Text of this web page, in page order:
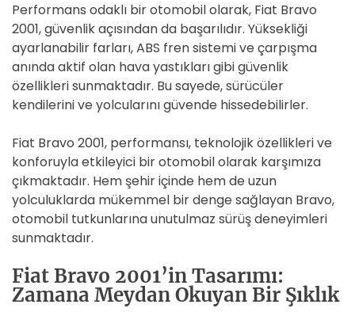
Performans odaklı bir otomobil olarak, Fiat Bravo
2001, güvenlik açısından da başarılıdır. Yüksekliği
ayarlanabilir farları, ABS fren sistemi ve çarpışma
anında aktif olan hava yastıkları gibi güvenlik
özellikleri sunmaktadır. Bu sayede, sürücüler
kendilerini ve yolcularını güvende hissedebilirler.
Fiat Bravo 2001, performansı, teknolojik özellikleri ve
konforuyla etkileyici bir otomobil olarak karşımıza
çıkmaktadır. Hem şehir içinde hem de uzun
yolculuklarda mükemmel bir denge sağlayan Bravo,
otomobil tutkunlarına unutulmaz sürüş deneyimleri
sunmaktadır.
Fiat Bravo 2001’in Tasarımı:
Zamana Meydan Okuyan Bir Şıklık